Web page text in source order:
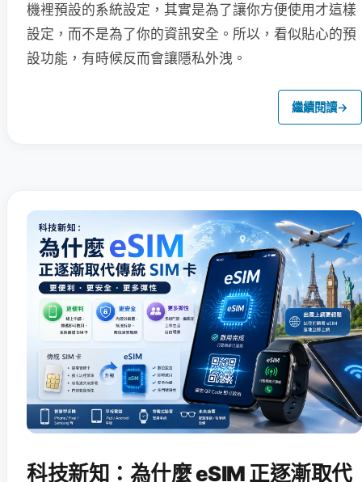
機裡預設的系統設定，其實是為了讓你方便使用才這樣
設定，而不是為了你的資訊安全。所以，看似貼心的預
設功能，有時候反而會讓隱私外洩。
繼續閱讀→
科技新知：為什麼 eSIM 正逐漸取代